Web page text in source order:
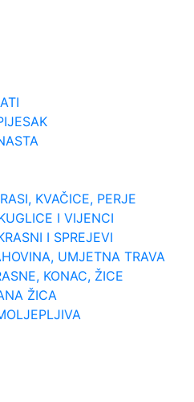
KVAČICE, PERJE
I VIJENCI
I SPREJEVI
UMJETNA TRAVA
KONAC, ŽICE
ŽICA